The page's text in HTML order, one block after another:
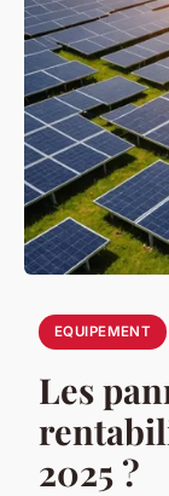
EQUIPEMENT
Les
2025 ?